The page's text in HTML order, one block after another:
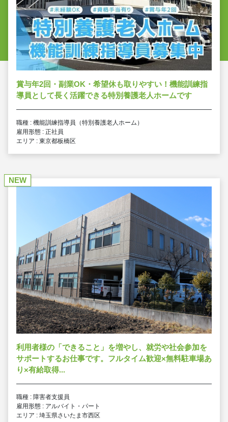
賞与年2回・副業OK・希望休も取りやすい！機能訓練指
導員として長く活躍できる特別養護老人ホームです
職種 : 機能訓練指導員（特別養護老人ホーム）
雇用形態 : 正社員
エリア : 東京都板橋区
NEW
利用者様の「できること」を増やし、就労や社会参加を
サポートするお仕事です。フルタイム歓迎×無料駐車場あ
り×有給取得...
職種 : 障害者支援員
雇用形態 : アルバイト・パート
エリア : 埼玉県さいたま市西区